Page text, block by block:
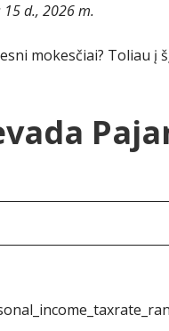
15 d., 2026 m.
mokesčiai? Toliau į